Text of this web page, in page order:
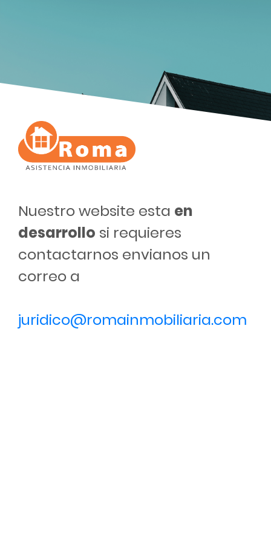
Nuestro website esta en
desarrollo si requieres
contactarnos envianos un
correo a
juridico@romainmobiliaria.com